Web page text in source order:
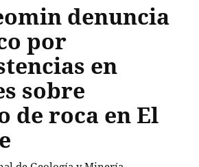
denuncia
por
en
sobre
de roca en El